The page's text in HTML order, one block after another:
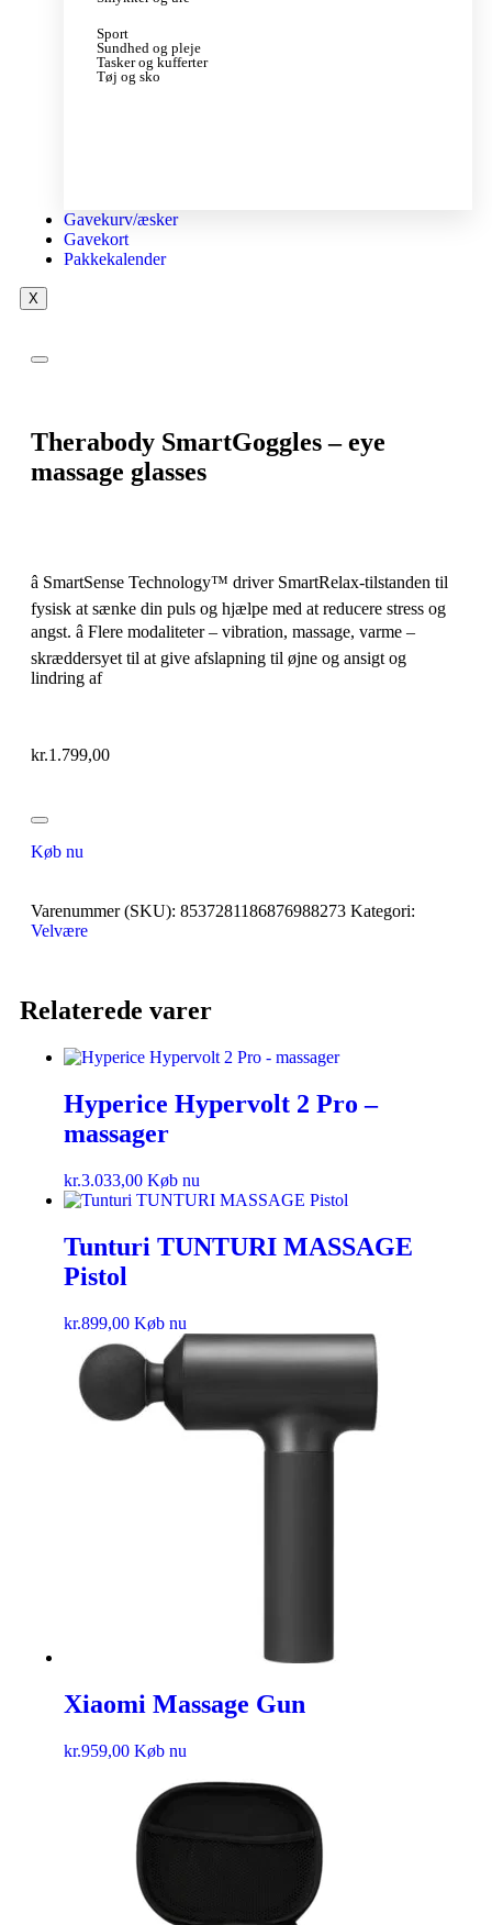
Sport
Sundhed og pleje
Tasker og kufferter
Tøj og sko
Gavekurv/æsker
Gavekort
Pakkekalender
X
Therabody SmartGoggles – eye
massage glasses
â SmartSense Technology™ driver SmartRelax-tilstanden til
fysisk at sænke din puls og hjælpe med at reducere stress og
angst. â Flere modaliteter – vibration, massage, varme –
skræddersyet til at give afslapning til øjne og ansigt og
lindring af
kr.1.799,00
Køb nu
Varenummer (SKU): 8537281186876988273 Kategori:
Velvære
Relaterede varer
Hyperice Hypervolt 2 Pro –
massager
kr.3.033,00 Køb nu
Tunturi TUNTURI MASSAGE
Pistol
kr.899,00 Køb nu
Xiaomi Massage Gun
kr.959,00 Køb nu